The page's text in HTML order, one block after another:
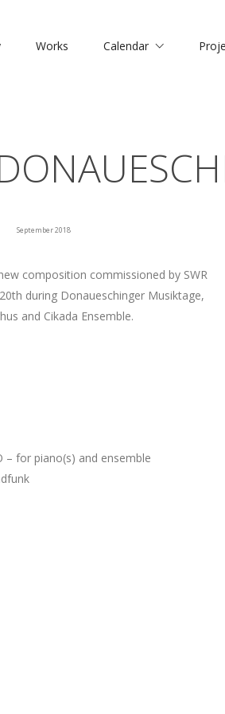
Works Calendar
September 2018
composition commissioned by SWR
during Donaueschinger Musiktage,
and Cikada Ensemble.
– for piano(s) and ensemble